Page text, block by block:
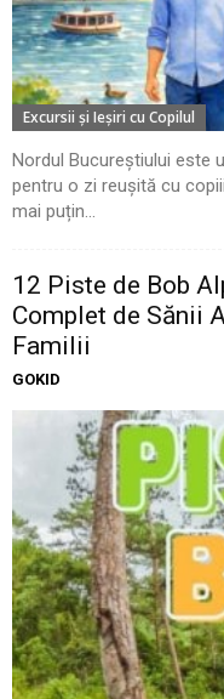
Excursii şi Ieşiri cu Copilul
Nordul Bucureștiului este
pentru o zi reușită cu
mai puțin...
12 Piste de Bob
Complet de Sănii
Familii
GOKID